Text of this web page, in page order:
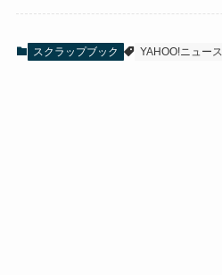
スクラップブック YAHOO!ニュース